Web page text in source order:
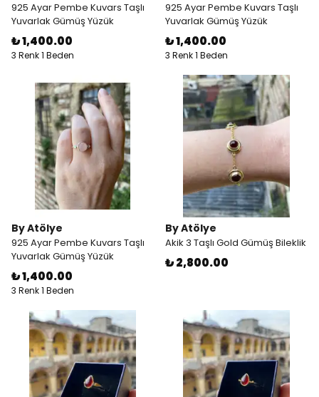
925 Ayar Pembe Kuvars Taşlı
Yuvarlak Gümüş Yüzük
₺ 1,400.00
3 Renk 1 Beden
925 Ayar Pembe Kuvars Taşlı
Yuvarlak Gümüş Yüzük
₺ 1,400.00
3 Renk 1 Beden
By Atölye
925 Ayar Pembe Kuvars Taşlı
Yuvarlak Gümüş Yüzük
₺ 1,400.00
3 Renk 1 Beden
By Atölye
Akik 3 Taşlı Gold Gümüş Bileklik
₺ 2,800.00